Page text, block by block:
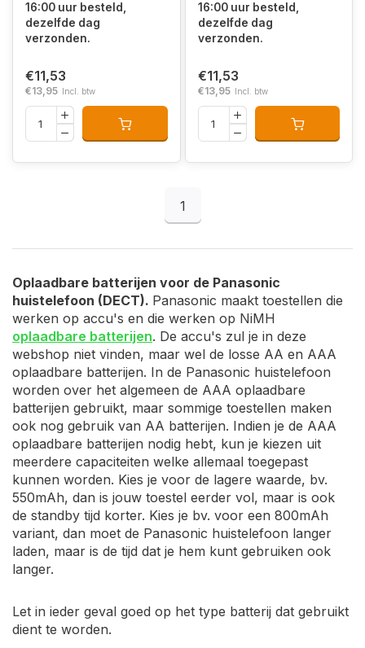
16:00 uur besteld,
dezelfde dag
verzonden.
€11,53
€13,95 Incl. btw
16:00 uur besteld,
dezelfde dag
verzonden.
€11,53
€13,95 Incl. btw
1
Oplaadbare batterijen voor de Panasonic
huistelefoon (DECT). Panasonic maakt toestellen die
werken op accu's en die werken op NiMH
oplaadbare batterijen. De accu's zul je in deze
webshop niet vinden, maar wel de losse AA en AAA
oplaadbare batterijen. In de Panasonic huistelefoon
worden over het algemeen de AAA oplaadbare
batterijen gebruikt, maar sommige toestellen maken
ook nog gebruik van AA batterijen. Indien je de AAA
oplaadbare batterijen nodig hebt, kun je kiezen uit
meerdere capaciteiten welke allemaal toegepast
kunnen worden. Kies je voor de lagere waarde, bv.
550mAh, dan is jouw toestel eerder vol, maar is ook
de standby tijd korter. Kies je bv. voor een 800mAh
variant, dan moet de Panasonic huistelefoon langer
laden, maar is de tijd dat je hem kunt gebruiken ook
langer.
Let in ieder geval goed op het type batterij dat gebruikt
dient te worden.